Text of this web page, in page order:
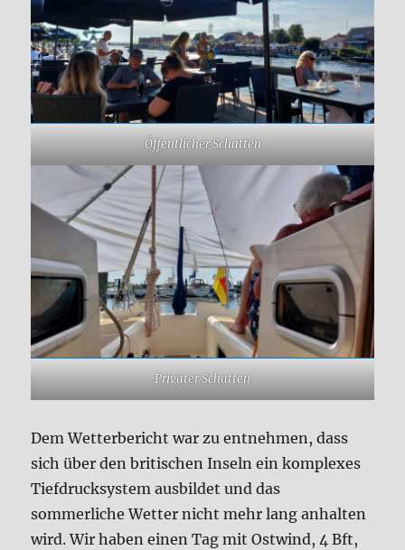
Öffentlicher Schatten
Privater Schatten
Dem Wetterbericht war zu entnehmen, dass
sich über den britischen Inseln ein komplexes
Tiefdrucksystem ausbildet und das
sommerliche Wetter nicht mehr lang anhalten
wird. Wir haben einen Tag mit Ostwind, 4 Bft,